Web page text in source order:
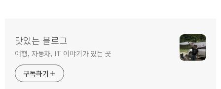
맛있는 블로그
여행, 자동차, IT 이야기가 있는 곳
구독하기